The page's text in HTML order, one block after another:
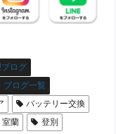
ログ
ブログ一覧
バッテリー交換
室蘭
登別